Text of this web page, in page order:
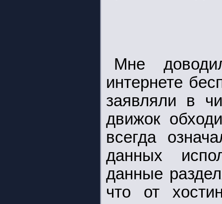
Мне
интернете
заявляли в
движок
всегда
данных
данные
что от